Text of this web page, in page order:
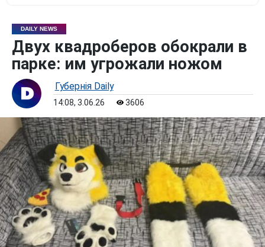
DAILY NEWS
Двух квадроберов обокрали в
парке: им угрожали ножом
Губернiя Daily
14:08, 3.06.26 3606